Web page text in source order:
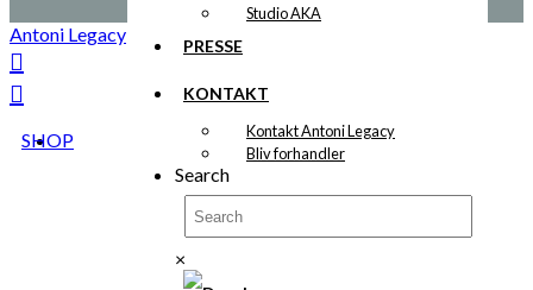
Studio AKA
PRESSE
KONTAKT
Kontakt Antoni Legacy
Bliv forhandler
Search
×
flere
varianter.
Mulighederne
vælges
varesiden
Antoni Legacy
SHOP